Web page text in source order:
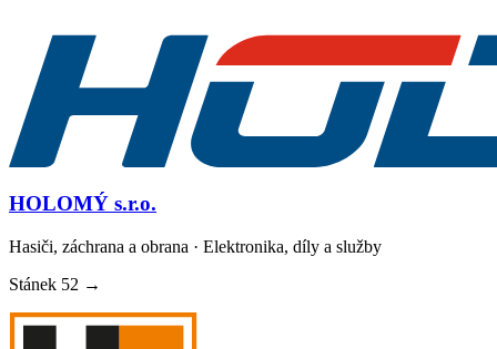
HOLOMÝ s.r.o.
Hasiči, záchrana a obrana · Elektronika, díly a služby
Stánek 52 →